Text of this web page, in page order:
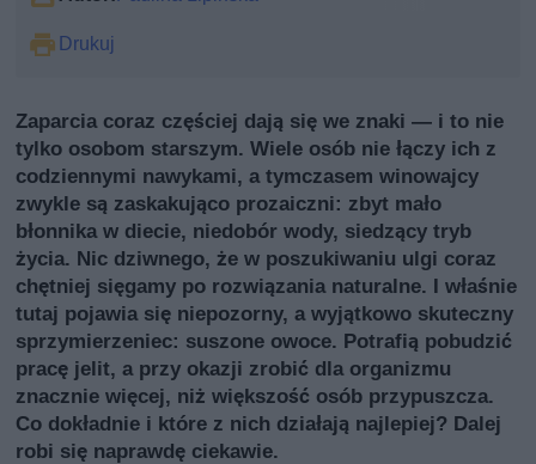
Drukuj
Zaparcia coraz częściej dają się we znaki — i to nie
tylko osobom starszym. Wiele osób nie łączy ich z
codziennymi nawykami, a tymczasem winowajcy
zwykle są zaskakująco prozaiczni: zbyt mało
błonnika w diecie, niedobór wody, siedzący tryb
życia. Nic dziwnego, że w poszukiwaniu ulgi coraz
chętniej sięgamy po rozwiązania naturalne. I właśnie
tutaj pojawia się niepozorny, a wyjątkowo skuteczny
sprzymierzeniec: suszone owoce. Potrafią pobudzić
pracę jelit, a przy okazji zrobić dla organizmu
znacznie więcej, niż większość osób przypuszcza.
Co dokładnie i które z nich działają najlepiej? Dalej
robi się naprawdę ciekawie.